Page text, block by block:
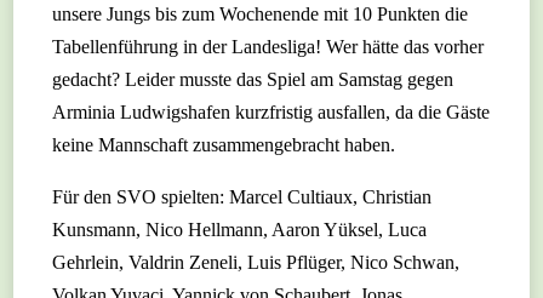
unsere Jungs bis zum Wochenende mit 10 Punkten die
Tabellenführung in der Landesliga! Wer hätte das vorher
gedacht? Leider musste das Spiel am Samstag gegen
Arminia Ludwigshafen kurzfristig ausfallen, da die Gäste
keine Mannschaft zusammengebracht haben.
Für den SVO spielten: Marcel Cultiaux, Christian
Kunsmann, Nico Hellmann, Aaron Yüksel, Luca
Gehrlein, Valdrin Zeneli, Luis Pflüger, Nico Schwan,